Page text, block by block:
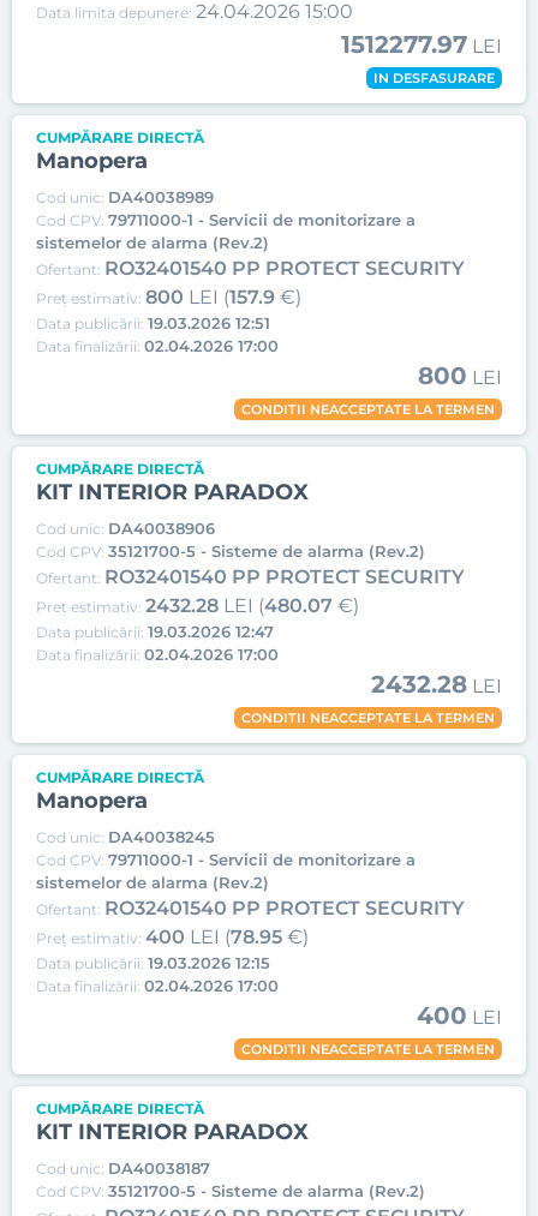
Data limita depunere: 24.04.2026 15:00
1512277.97 LEI
IN DESFASURARE
CUMPĂRARE DIRECTĂ
Manopera
Cod unic: DA40038989
Cod CPV: 79711000-1 - Servicii de monitorizare a
sistemelor de alarma (Rev.2)
Ofertant: RO32401540 PP PROTECT SECURITY
Preț estimativ: 800 LEI (157.9 €)
Data publicării: 19.03.2026 12:51
Data finalizării: 02.04.2026 17:00
800 LEI
CONDITII NEACCEPTATE LA TERMEN
CUMPĂRARE DIRECTĂ
KIT INTERIOR PARADOX
Cod unic: DA40038906
Cod CPV: 35121700-5 - Sisteme de alarma (Rev.2)
Ofertant: RO32401540 PP PROTECT SECURITY
Preț estimativ: 2432.28 LEI (480.07 €)
Data publicării: 19.03.2026 12:47
Data finalizării: 02.04.2026 17:00
2432.28 LEI
CONDITII NEACCEPTATE LA TERMEN
CUMPĂRARE DIRECTĂ
Manopera
Cod unic: DA40038245
Cod CPV: 79711000-1 - Servicii de monitorizare a
sistemelor de alarma (Rev.2)
Ofertant: RO32401540 PP PROTECT SECURITY
Preț estimativ: 400 LEI (78.95 €)
Data publicării: 19.03.2026 12:15
Data finalizării: 02.04.2026 17:00
400 LEI
CONDITII NEACCEPTATE LA TERMEN
CUMPĂRARE DIRECTĂ
KIT INTERIOR PARADOX
Cod unic: DA40038187
Cod CPV: 35121700-5 - Sisteme de alarma (Rev.2)